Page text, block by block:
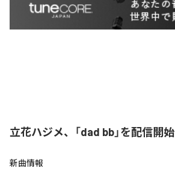
立花ハジメ、「dad bb」を配信開始
新曲情報